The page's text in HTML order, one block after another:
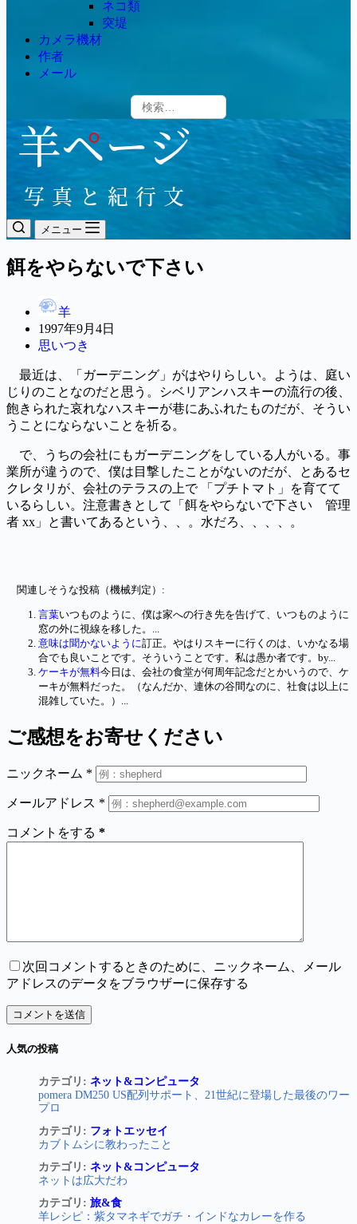
ネコ類
突堤
カメラ機材
作者
メール
メニュー
餌をやらないで下さい
羊
1997年9月4日
思いつき
最近は、「ガーデニング」がはやりらしい。ようは、庭い
じりのことなのだと思う。シベリアンハスキーの流行の後、
飽きられた哀れなハスキーが巷にあふれたものだが、そうい
うことにならないことを祈る。
で、うちの会社にもガーデニングをしている人がいる。事
業所が違うので、僕は目撃したことがないのだが、とあるセ
クレタリが、会社のテラスの上で 「プチトマト」を育てて
いるらしい。注意書きとして「餌をやらないで下さい 管理
者 xx」と書いてあるという、、。水だろ、、、、。
関連しそうな投稿（機械判定）:
言葉いつものように、僕は家への行き先を告げて、いつものように
窓の外に視線を移した。...
意味は聞かないように訂正。やはりスキーに行くのは、いかなる場
合でも良いことです。そういうことです。私は愚か者です。by...
ケーキが無料今日は、会社の食堂が何周年記念だとかいうので、ケ
ーキが無料だった。（なんだか、連休の谷間なのに、社食は以上に
混雑していた。）...
ご感想をお寄せください
ニックネーム *
メールアドレス *
コメントをする *
次回コメントするときのために、ニックネーム、メール
アドレスのデータをブラウザーに保存する
コメントを送信
人気の投稿
pomera DM250 US配列サポート、21世紀に登場した最後のワー
プロ
カテゴリ: ネット&コンピュータ
カブトムシに教わったこと
カテゴリ: フォトエッセイ
ネットは広大だわ
カテゴリ: ネット&コンピュータ
羊レシピ：紫タマネギでガチ・インドなカレーを作る
カテゴリ: 旅&食